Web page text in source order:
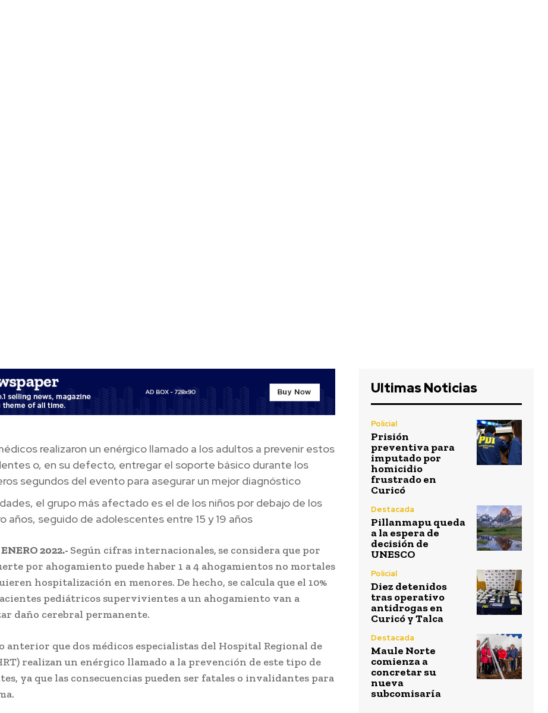
realizaron un enérgico llamado a los adultos a prevenir estos
o, en su defecto, entregar el soporte básico durante los
segundos del evento para asegurar un mejor diagnóstico
el grupo más afectado es el de los niños por debajo de los
años, seguido de adolescentes entre 15 y 19 años
2022.- Según cifras internacionales, se considera que por
por ahogamiento puede haber 1 a 4 ahogamientos no mortales
hospitalización en menores. De hecho, se calcula que el 10%
pediátricos supervivientes a un ahogamiento van a
daño cerebral permanente.
anterior que dos médicos especialistas del Hospital Regional de
realizan un enérgico llamado a la prevención de este tipo de
ya que las consecuencias pueden ser fatales o invalidantes para
Ultimas Noticias
Policial
Prisión
preventiva para
imputado por
homicidio
frustrado en
Curicó
Destacada
Pillanmapu queda
a la espera de
decisión de
UNESCO
Policial
Diez detenidos
tras operativo
antidrogas en
Curicó y Talca
Destacada
Maule Norte
comienza a
concretar su
nueva
subcomisaría